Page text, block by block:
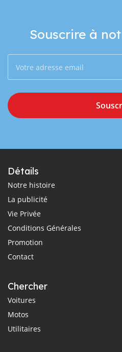
Souscrire à
Détails
Notre histoire
La publicité
Vie Privée
Conditions Générales
Promotion
Contact
Chercher
Voitures
Motos
Utilitaires